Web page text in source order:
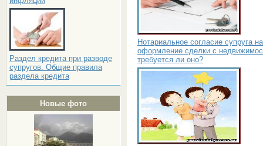
Раздел кредита при разводе
супругов. Общие правила
раздела кредита
Новые фото
Нотариальное согласие супруга на
оформление сделки с
требуется ли оно?